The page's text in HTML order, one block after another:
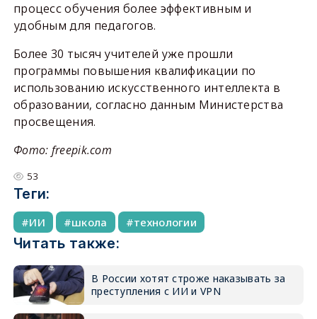
процесс обучения более эффективным и
удобным для педагогов.
Более 30 тысяч учителей уже прошли
программы повышения квалификации по
использованию искусственного интеллекта в
образовании, согласно данным Министерства
просвещения.
Фото: freepik.com
53
Теги:
ИИ школа технологии
Читать также:
В России хотят строже наказывать за
преступления с ИИ и VPN